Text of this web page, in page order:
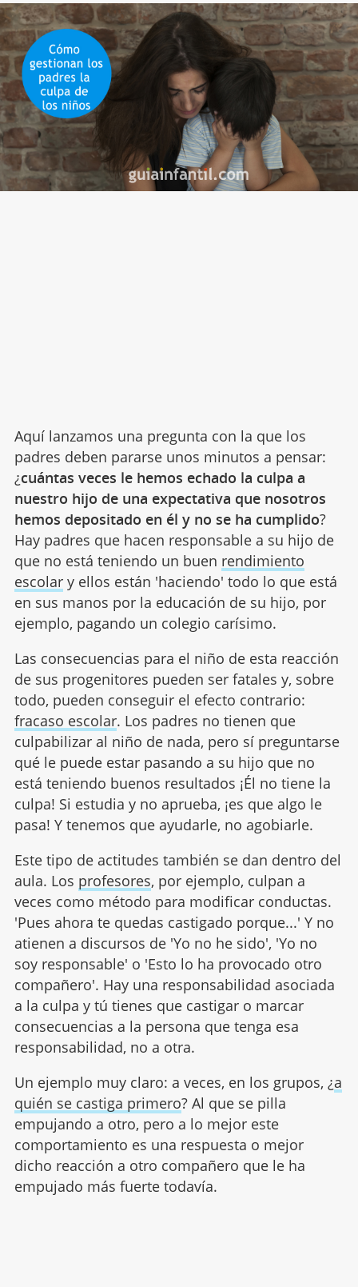
Aquí lanzamos una pregunta con la que los
padres deben pararse unos minutos a pensar:
¿cuántas veces le hemos echado la culpa a
nuestro hijo de una expectativa que nosotros
hemos depositado en él y no se ha cumplido?
Hay padres que hacen responsable a su hijo de
que no está teniendo un buen rendimiento
escolary ellos están 'haciendo' todo lo que está
en sus manos por la educación de su hijo, por
ejemplo, pagando un colegio carísimo.
Las consecuencias para el niño de esta reacción
de sus progenitores pueden ser fatales y, sobre
todo, pueden conseguir el efecto contrario:
fracaso escolar. Los padres no tienen que
culpabilizar al niño de nada, pero sí preguntarse
qué le puede estar pasando a su hijo que no
está teniendo buenos resultados ¡Él no tiene la
culpa! Si estudia y no aprueba, ¡es que algo le
pasa! Y tenemos que ayudarle, no agobiarle.
Este tipo de actitudes también se dan dentro del
aula. Los profesores, por ejemplo, culpan a
veces como método para modificar conductas.
'Pues ahora te quedas castigado porque...' Y no
atienen a discursos de 'Yo no he sido', 'Yo no
soy responsable' o 'Esto lo ha provocado otro
compañero'. Hay una responsabilidad asociada
a la culpa y tú tienes que castigar o marcar
consecuencias a la persona que tenga esa
responsabilidad, no a otra.
Un ejemplo muy claro: a veces, en los grupos, ¿a
quién se castiga primero? Al que se pilla
empujando a otro, pero a lo mejor este
comportamiento es una respuesta o mejor
dicho reacción a otro compañero que le ha
empujado más fuerte todavía.